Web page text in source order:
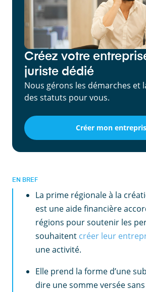
Créez votre
juriste dédié
Nous gérons les démarches et
des statuts pour vous.
Créer mon
EN BREF
La prime régionale à la
est une aide financière
régions pour soutenir les
souhaitent créer leur
une activité.
Elle prend la forme d’une
dire une somme versée